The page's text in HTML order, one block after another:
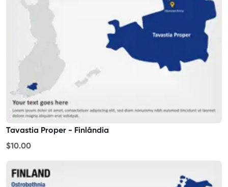
Tavastia Proper - Finlândia
$10.00